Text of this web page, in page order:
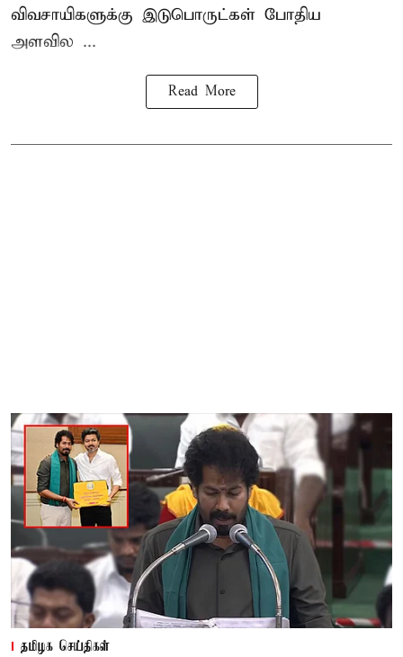
விவசாயிகளுக்கு இடுபொருட்கள் போதிய
அளவில ...
Read More
தமிழக செய்திகள்